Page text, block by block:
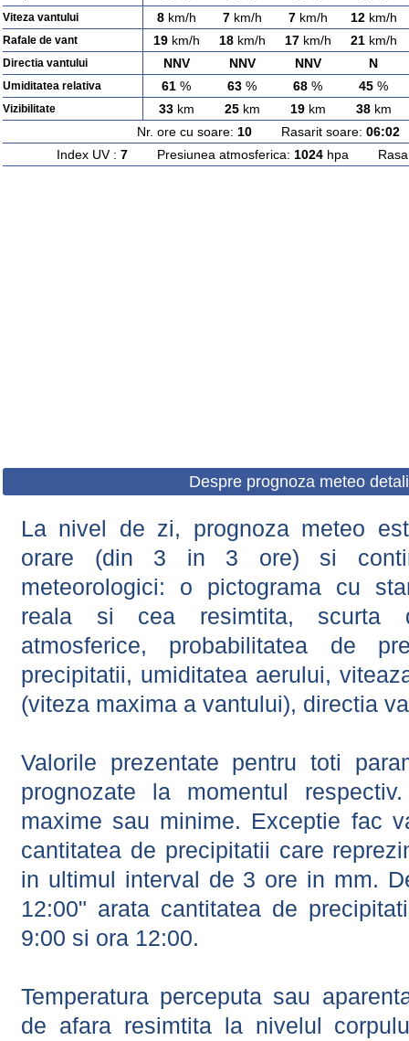
Viteza vantului 8km/h 7km/h 7km/h 12km/h
Rafale de vant 19km/h 18km/h 17km/h 21km/h
Directia vantului NNV NNV NNV N
Umiditatea relativa 61 % 63 % 68 % 45 %
Vizibilitate 33km 25km 19km 38km
Nr. ore cu soare: 10Rasarit soare: 06:02
Index UV : 7Presiunea atmosferica: 1024hpa
Despre prognoza meteo
La nivel de zi, prognoza meteo
orare (din 3 in 3 ore) si
meteorologici: o pictograma cu
reala si cea resimtita, scurta
atmosferice, probabilitatea de
precipitatii, umiditatea aerului,
(viteza maxima a vantului), directia
Valorile prezentate pentru toti
prognozate la momentul
maxime sau minime. Exceptie fac
cantitatea de precipitatii care
in ultimul interval de 3 ore in mm.
12:00" arata cantitatea de
9:00 si ora 12:00.
Temperatura perceputa sau
de afara resimtita la nivelul